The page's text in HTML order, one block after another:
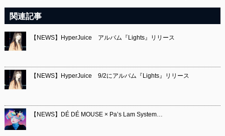
関連記事
【NEWS】HyperJuice アルバム『Lights』リリース
【NEWS】HyperJuice 9/2にアルバム『Lights』リリース
【NEWS】DÉ DÉ MOUSE × Pa’s Lam System…